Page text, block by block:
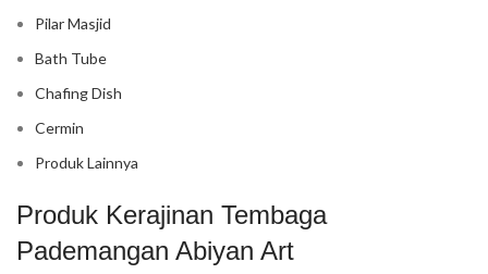
Pilar Masjid
Bath Tube
Chafing Dish
Cermin
Produk Lainnya
Produk Kerajinan Tembaga
Pademangan Abiyan Art